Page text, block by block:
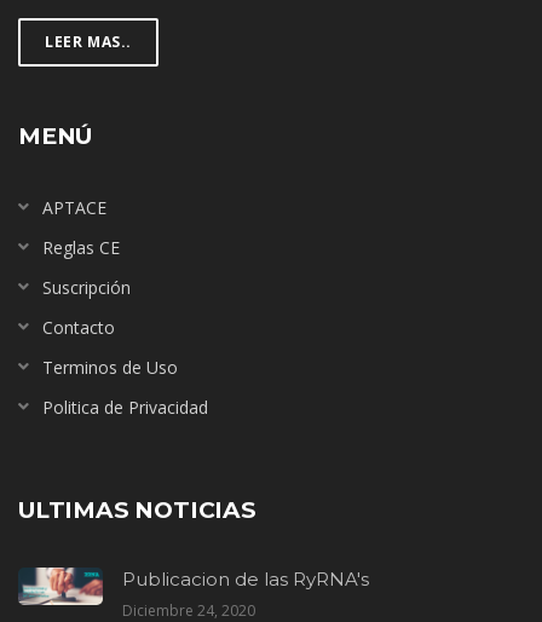
LEER MAS..
MENÚ
APTACE
Reglas CE
Suscripción
Contacto
Terminos de Uso
Politica de Privacidad
ULTIMAS NOTICIAS
Publicacion de las RyRNA's
Diciembre 24, 2020